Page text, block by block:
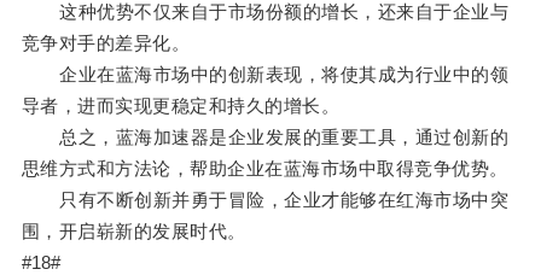
这种优势不仅来自于市场份额的增长，还来自于企业与
竞争对手的差异化。
企业在蓝海市场中的创新表现，将使其成为行业中的领
导者，进而实现更稳定和持久的增长。
总之，蓝海加速器是企业发展的重要工具，通过创新的
思维方式和方法论，帮助企业在蓝海市场中取得竞争优势。
只有不断创新并勇于冒险，企业才能够在红海市场中突
围，开启崭新的发展时代。
#18#